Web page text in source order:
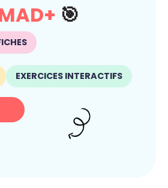
🎯
EXERCICES INTERACTIFS